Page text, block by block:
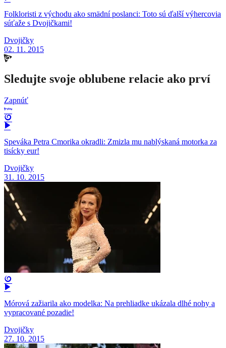
Folkloristi z východu ako smädní poslanci: Toto sú ďalší výhercovia
súťaže s Dvojičkami!
Dvojičky
02. 11. 2015
Sledujte svoje oblubene relacie ako prví
Zapnúť
Speváka Petra Cmorika okradli: Zmizla mu nablýskaná motorka za
tisícky eur!
Dvojičky
31. 10. 2015
Mórová zažiarila ako modelka: Na prehliadke ukázala dlhé nohy a
vypracované pozadie!
Dvojičky
27. 10. 2015